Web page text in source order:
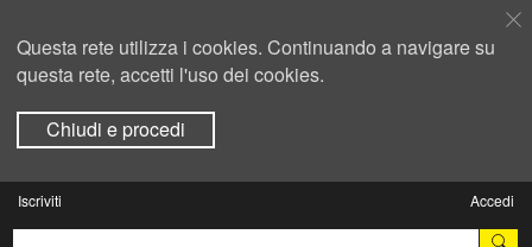
Questa rete utilizza i cookies. Continuando a navigare su
questa rete, accetti l'uso dei cookies.
Chiudi e procedi
Iscriviti Accedi